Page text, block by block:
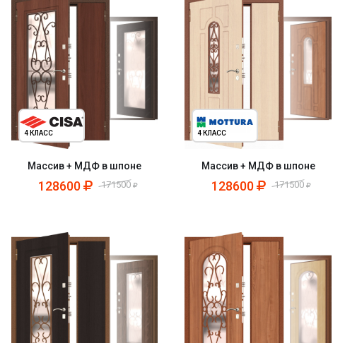
4 КЛАСС
Массив + МДФ в шпоне
128600 171500
4 КЛАСС
Массив + МДФ в шпоне
128600 171500